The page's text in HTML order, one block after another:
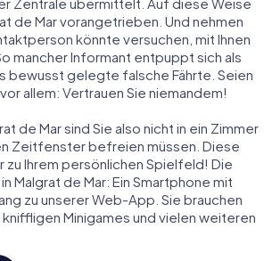
Zentrale übermittelt. Auf diese Weise
de Mar vorangetrieben. Und nehmen
könnte versuchen, mit Ihnen
mancher Informant entpuppt sich als
bewusst gelegte falsche Fährte. Seien
allem: Vertrauen Sie niemandem!
de Mar sind Sie also nicht in ein Zimmer
Zeitfenster befreien müssen. Diese
zu Ihrem persönlichen Spielfeld! Die
Malgrat de Mar: Ein Smartphone mit
zu unserer Web-App. Sie brauchen
Minigames und vielen weiteren